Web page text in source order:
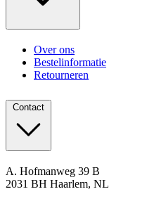
Over ons
Bestelinformatie
Retourneren
Contact
A. Hofmanweg 39 B
2031 BH Haarlem, NL